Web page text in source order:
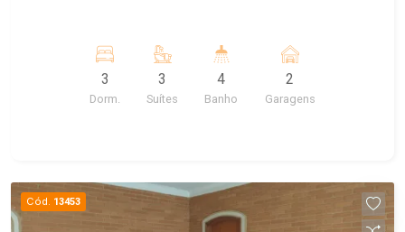
3
Dorm.
3
Suítes
4
Banho
2
Garagens
Cód. 13453